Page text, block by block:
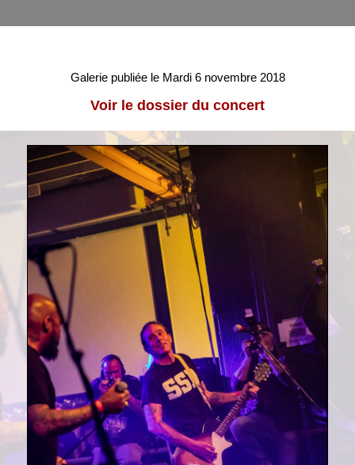
Galerie publiée le Mardi 6 novembre 2018
Voir le dossier du concert